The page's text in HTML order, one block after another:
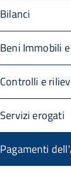
Bilanci
Beni Immobili
Controlli e
Servizi erogati
Pagamenti